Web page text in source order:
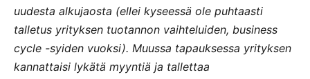
uudesta alkujaosta (ellei kyseessä ole puhtaasti
talletus yrityksen tuotannon vaihteluiden, business
cycle -syiden vuoksi). Muussa tapauksessa yrityksen
kannattaisi lykätä myyntiä ja tallettaa